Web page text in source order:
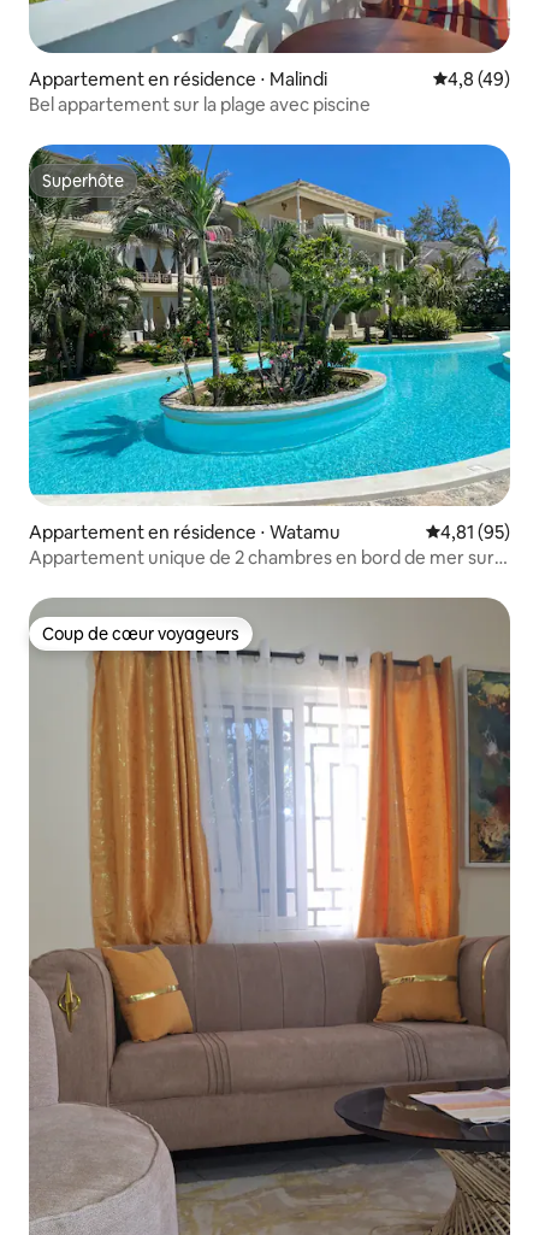
Appartement en résidence ⋅ Malindi Évaluation
4,8 (49)
Bel appartement sur la plage avec piscine
Superhôte
Superhôte
Appartement en résidence ⋅ Watamu Évaluation
4,81 (95)
Appartement unique de 2 chambres en bord de mer sur
Coup de cœur voyageurs
Coup de cœur voyageurs